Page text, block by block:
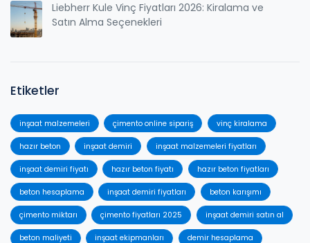
Liebherr Kule Vinç Fiyatları 2026: Kiralama ve
Satın Alma Seçenekleri
Etiketler
inşaat malzemeleri çimento online sipariş vinç kiralama
hazır beton inşaat demiri inşaat malzemeleri fiyatları
inşaat demiri fiyatı hazır beton fiyatı hazır beton fiyatları
beton hesaplama inşaat demiri fiyatları beton karışımı
çimento miktarı çimento fiyatları 2025 inşaat demiri satın al
beton maliyeti inşaat ekipmanları demir hesaplama